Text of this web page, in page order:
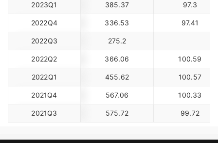
2023Q1 385.37 97.3
2022Q4 336.53 97.41
2022Q3 275.2
2022Q2 366.06 100.59
2022Q1 455.62 100.57
2021Q4 567.06 100.33
2021Q3 575.72 99.72